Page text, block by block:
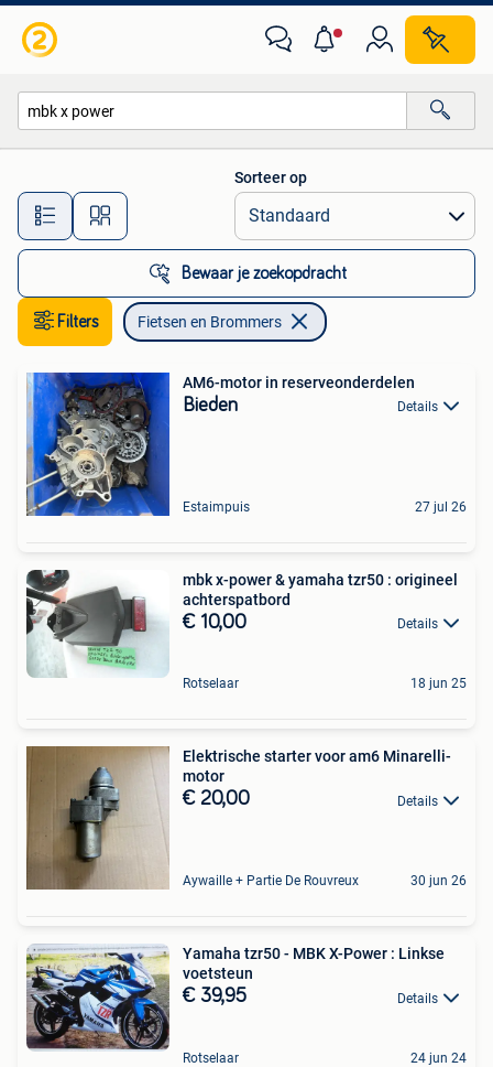
Alle afstanden…
Sorteer op
Bewaar je zoekopdracht
Filters Fietsen en Brommers
AM6-motor in reserveonderdelen
Bieden Details
Estaimpuis 27 jul 26
mbk x-power & yamaha tzr50 : origineel
achterspatbord
€ 10,00 Details
Rotselaar 18 jun 25
Elektrische starter voor am6 Minarelli-
motor
€ 20,00 Details
Aywaille + Partie De Rouvreux 30 jun 26
Yamaha tzr50 - MBK X-Power : Linkse
voetsteun
€ 39,95 Details
Rotselaar 24 jun 24